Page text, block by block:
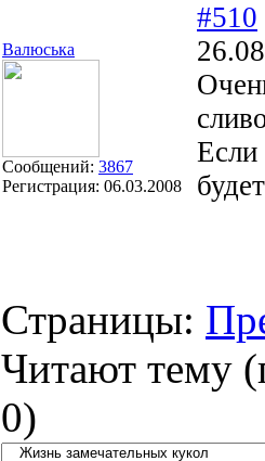
Валюська
Сообщений: 3867
Регистрация: 06.03.2008
#510
Если
Страницы:
Читают тему
0)